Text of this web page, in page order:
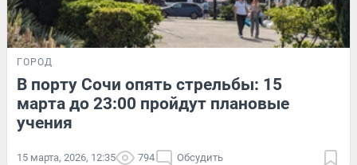
ГОРОД
В порту Сочи опять стрельбы: 15
марта до 23:00 пройдут плановые
учения
15 марта, 2026, 12:35 794 Обсудить